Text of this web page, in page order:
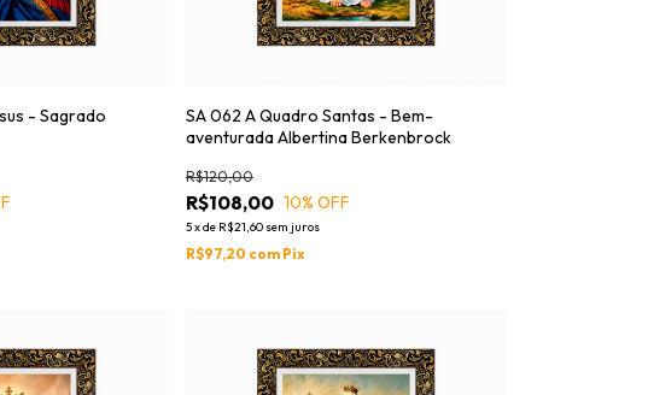
- Sagrado
SA 062 A Quadro Santas - Bem-
aventurada Albertina Berkenbrock
R$108,00
R$120,00
10% OFF
5xde R$21,60 sem juros
R$97,20 com Pix